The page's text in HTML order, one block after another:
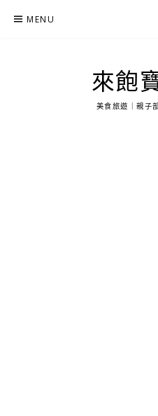
MENU
來飽
美食旅遊｜親子